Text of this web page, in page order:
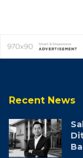
Recent News